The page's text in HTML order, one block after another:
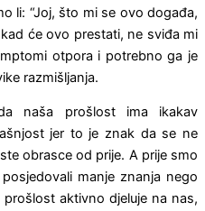
li: “Joj, što mi se ovo događa,
će ovo prestati, ne sviđa mi
otpora i potrebno ga je
razmišljanja.
naša prošlost ima ikakav
jer to je znak da se ne
obrasce od prije. A prije smo
manje znanja nego
aktivno djeluje na nas,